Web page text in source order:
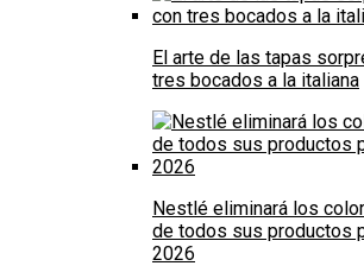
El arte de las tapas
tres bocados a la italiana
Nestlé eliminará los
de todos sus productos
2026